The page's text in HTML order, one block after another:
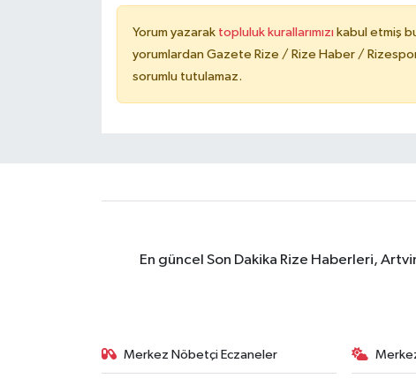
Yorum yazarak topluluk kurallarımızı kabul etmiş
yorumlardan Gazete Rize / Rize Haber /
sorumlu tutulamaz.
En güncel Son Dakika Rize Haberleri,
Merkez Nöbetçi Eczaneler